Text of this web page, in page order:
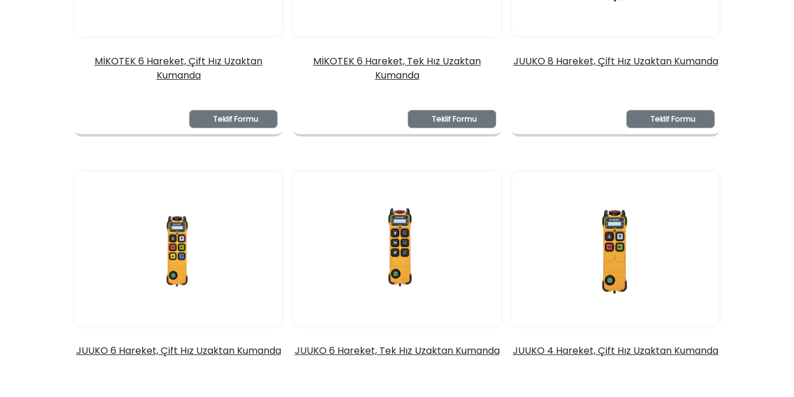
Teklif Formu
MİKOTEK 6 Hareket, Çift Hız Uzaktan
Kumanda
Teklif Formu
MİKOTEK 6 Hareket, Tek Hız Uzaktan
Kumanda
Teklif Formu
JUUKO 8 Hareket, Çift Hız Uzaktan Kumanda
JUUKO 6 Hareket, Çift Hız Uzaktan Kumanda JUUKO 6 Hareket, Tek Hız Uzaktan Kumanda JUUKO 4 Hareket, Çift Hız Uzaktan Kumanda